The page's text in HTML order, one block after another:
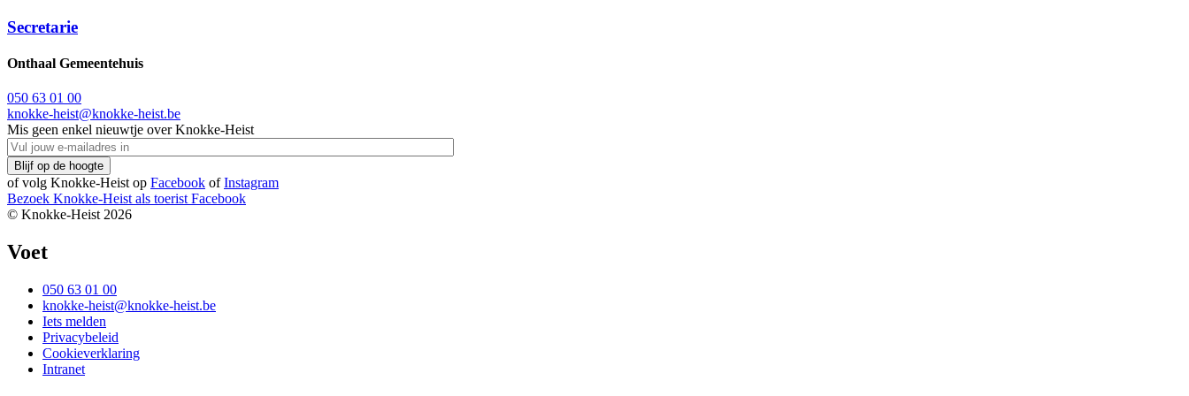
Secretarie
Onthaal Gemeentehuis
050 63 01 00
knokke-heist@knokke-heist.be
Mis geen enkel nieuwtje over Knokke-Heist
of volg Knokke-Heist op Facebook ofInstagram
Bezoek Knokke-Heist als toerist Facebook
© Knokke-Heist 2026
Voet
050 63 01 00
knokke-heist@knokke-heist.be
Iets melden
Privacybeleid
Cookieverklaring
Intranet